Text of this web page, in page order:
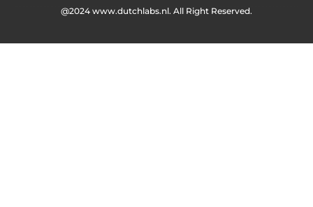
@2024 www.dutchlabs.nl. All Right Reserved.